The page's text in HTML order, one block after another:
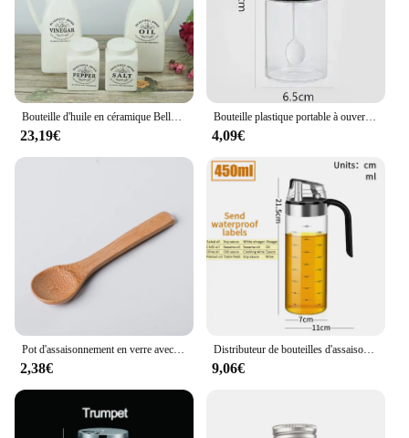
23,19€
Bouteille plastique portable à ouverture automatique, pot d'assaisonnement transparent pour château d'assaisonnement, sel et vinaigre, pot à épices, camping, 250ml
4,09€
2,38€
Distributeur de bouteilles d'assaisonnement de cuisine, bouteille de Sauce, bouteilles de stockage en verre pour épices, pulvérisation d'huile, vinaigre, outils de cuisine créatifs
9,06€